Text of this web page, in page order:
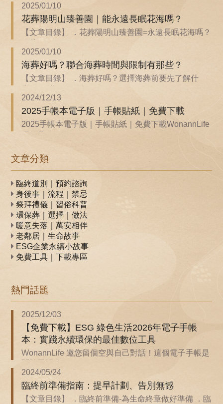
2025/01/10
花葬陽明山臻善園｜能永遠長眠花海嗎？
【文章目錄】 ．花葬陽明山臻善園=永遠長眠花海嗎？
2025/01/10
海葬好嗎？聯合海葬時間與限制有那些？
【文章目錄】 ．海葬好嗎？選擇海葬前要先了解什
2024/12/13
2025手帳本電子版｜手帳貼紙｜免費下載
2025手帳本電子版｜手帳貼紙｜免費下載WonannLife
文章分類
臨終道別｜預約諮詢
身後事｜流程｜禁忌
祭拜禮儀｜習俗科普
環保葬｜選擇｜做法
暖意失落｜萬安相伴
老鄰居｜生命故事
ESG企業永續小故事
免費工具｜下載專區
熱門話題
2025/12/03
【免費下載】ESG 綠色生活2026年電子手帳
本：實踐永續環保的最佳數位工具
WonannLife 邀您留個空與自己對話！這個電子手帳是
2024/05/24
臨終前準備指南：提早計劃、告別無憾
【文章目錄】 ．臨終前準備-為生命終章做好準備 ．臨